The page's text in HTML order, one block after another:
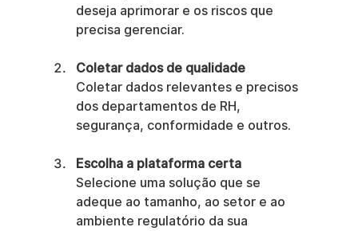
deseja aprimorar e os riscos que
precisa gerenciar.
Coletar dados de qualidade
Coletar dados relevantes e precisos
dos departamentos de RH,
segurança, conformidade e outros.
Escolha a plataforma certa
Selecione uma solução que se
adeque ao tamanho, ao setor e ao
ambiente regulatório da sua